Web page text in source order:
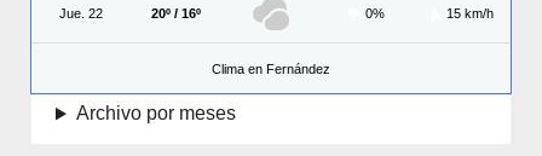
Jue. 22 20º / 16º 0% 15 km/h
Clima en Fernández
Archivo por meses